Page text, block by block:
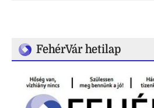
FehérVár hetilap